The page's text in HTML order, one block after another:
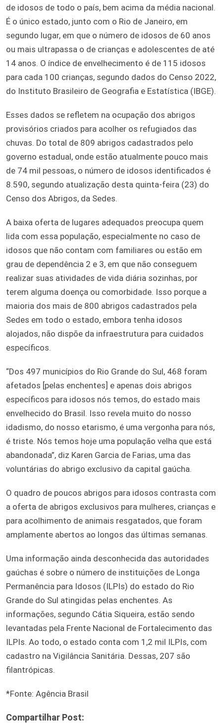
de idosos de todo o país, bem acima da média nacional.
É o único estado, junto com o Rio de Janeiro, em
segundo lugar, em que o número de idosos de 60 anos
ou mais ultrapassa o de crianças e adolescentes de até
14 anos. O índice de envelhecimento é de 115 idosos
para cada 100 crianças, segundo dados do Censo 2022,
do Instituto Brasileiro de Geografia e Estatística (IBGE).
Esses dados se refletem na ocupação dos abrigos
provisórios criados para acolher os refugiados das
chuvas. Do total de 809 abrigos cadastrados pelo
governo estadual, onde estão atualmente pouco mais
de 74 mil pessoas, o número de idosos identificados é
8.590, segundo atualização desta quinta-feira (23) do
Censo dos Abrigos, da Sedes.
A baixa oferta de lugares adequados preocupa quem
lida com essa população, especialmente no caso de
idosos que não contam com familiares ou estão em
grau de dependência 2 e 3, em que não conseguem
realizar suas atividades de vida diária sozinhas, por
terem alguma doença ou comorbidade. Isso porque a
maioria dos mais de 800 abrigos cadastrados pela
Sedes em todo o estado, embora tenha idosos
alojados, não dispõe da infraestrutura para cuidados
específicos.
“Dos 497 municípios do Rio Grande do Sul, 468 foram
afetados [pelas enchentes] e apenas dois abrigos
específicos para idosos nós temos, do estado mais
envelhecido do Brasil. Isso revela muito do nosso
idadismo, do nosso etarismo, é uma vergonha para nós,
é triste. Nós temos hoje uma população velha que está
abandonada”, diz Karen Garcia de Farias, uma das
voluntárias do abrigo exclusivo da capital gaúcha.
O quadro de poucos abrigos para idosos contrasta com
a oferta de abrigos exclusivos para mulheres, crianças e
para acolhimento de animais resgatados, que foram
amplamente abertos ao longos das últimas semanas.
Uma informação ainda desconhecida das autoridades
gaúchas é sobre o número de instituições de Longa
Permanência para Idosos (ILPIs) do estado do Rio
Grande do Sul atingidas pelas enchentes. As
informações, segundo Cátia Siqueira, estão sendo
levantadas pela Frente Nacional de Fortalecimento das
ILPIs. Ao todo, o estado conta com 1,2 mil ILPIs, com
cadastro na Vigilância Sanitária. Dessas, 207 são
filantrópicas.
*Fonte: Agência Brasil
Compartilhar Post: